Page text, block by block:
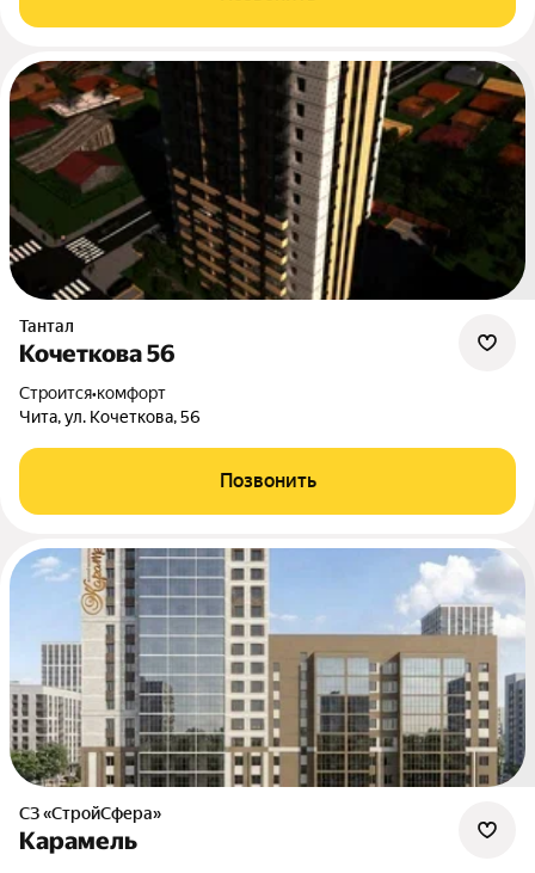
Тантал
Кочеткова 56
Строится•комфорт
Чита, ул. Кочеткова, 56
Позвонить
СЗ «СтройСфера»
Карамель